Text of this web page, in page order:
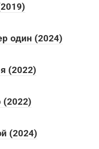
один (2024)
(2022)
(2022)
(2024)